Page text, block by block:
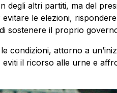
degli altri partiti, ma del
le elezioni,
sostenere il proprio
condizioni, attorno a
il ricorso alle urne e